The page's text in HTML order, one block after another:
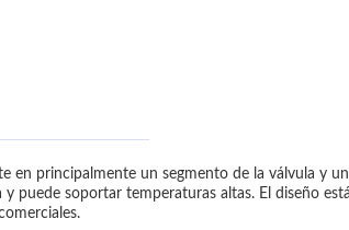
en principalmente un segmento de la válvula y
puede soportar temperaturas altas. El diseño